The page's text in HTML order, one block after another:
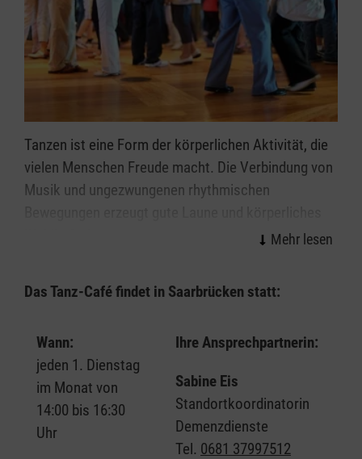
Tanzen ist eine Form der körperlichen Aktivität, die
vielen Menschen Freude macht. Die Verbindung von
Musik und ungezwungenen rhythmischen
Fähigkeiten wieder aktivieren. Darüber hinaus wird
darstellt.
Das Tanz-Café findet in Saarbrücken statt:
Wann:
jeden 1. Dienstag
im Monat von
14:00 bis 16:30
Uhr
Ihre Ansprechpartnerin:
Sabine Eis
Standortkoordinatorin
Demenzdienste
Tel. 0681 37997512